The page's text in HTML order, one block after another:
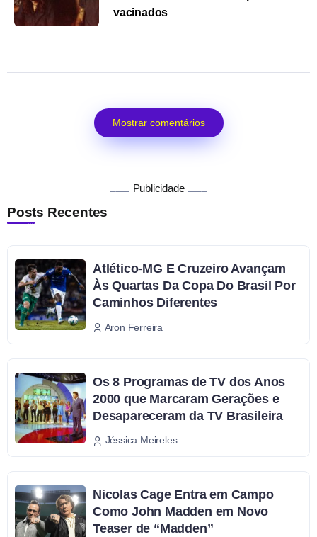
vacinados
Mostrar comentários
Publicidade
Posts Recentes
Atlético-MG E Cruzeiro Avançam
Às Quartas Da Copa Do Brasil Por
Caminhos Diferentes
Aron Ferreira
Os 8 Programas de TV dos Anos
2000 que Marcaram Gerações e
Desapareceram da TV Brasileira
Jéssica Meireles
Nicolas Cage Entra em Campo
Como John Madden em Novo
Teaser de “Madden”